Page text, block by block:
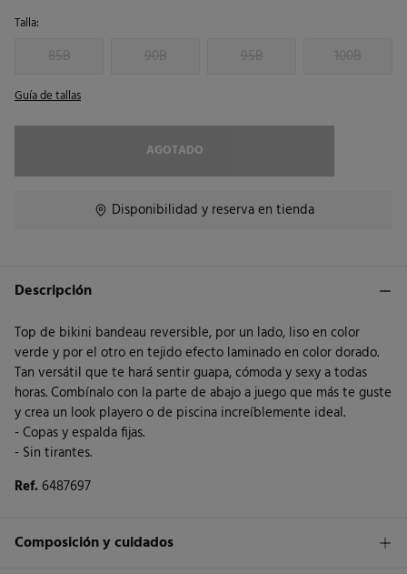
Talla:
85B 90B 95B 100B
Guía de tallas
AGOTADO
Disponibilidad y reserva en tienda
Descripción
Top de bikini bandeau reversible, por un lado, liso en color
verde y por el otro en tejido efecto laminado en color dorado.
Tan versátil que te hará sentir guapa, cómoda y sexy a todas
horas. Combínalo con la parte de abajo a juego que más te guste
y crea un look playero o de piscina increíblemente ideal.
- Copas y espalda fijas.
- Sin tirantes.
Ref. 6487697
Composición y cuidados